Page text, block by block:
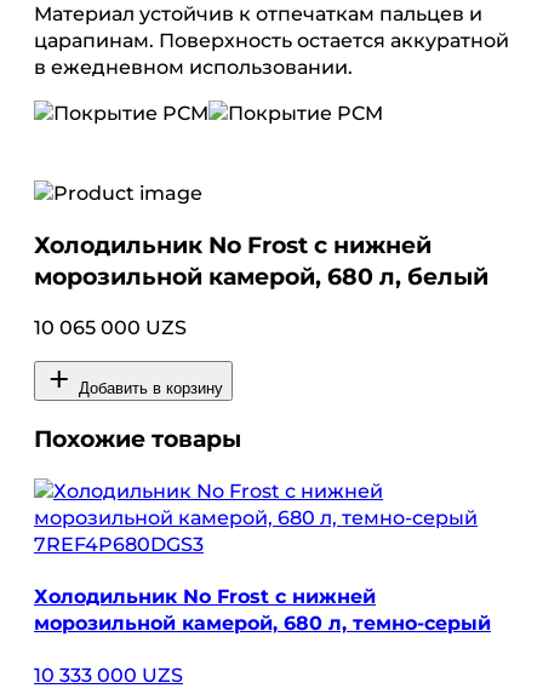
Материал устойчив к отпечаткам пальцев и
царапинам. Поверхность остается аккуратной
в ежедневном использовании.
Холодильник No Frost с нижней
морозильной камерой, 680 л, белый
10 065 000 UZS
Добавить в корзину
Похожие товары
7REF4P680DGS3
Холодильник No Frost с нижней
морозильной камерой, 680 л, темно-серый
10 333 000 UZS